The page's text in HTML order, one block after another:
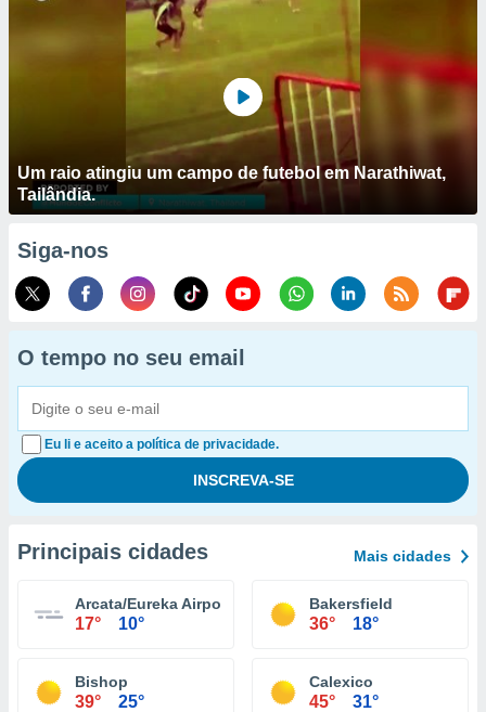
Um raio atingiu um campo de futebol em Narathiwat,
Tailândia.
Siga-nos
O tempo no seu email
Eu li e aceito a política de privacidade.
Principais cidades Mais cidades
Arcata/Eureka Airport
17° 10°
Bakersfield
36° 18°
Bishop
39° 25°
Calexico
45° 31°